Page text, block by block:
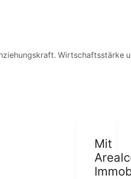
Wirtschaftsstärke
Mit